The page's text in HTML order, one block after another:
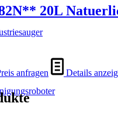
20L
anfragen Details